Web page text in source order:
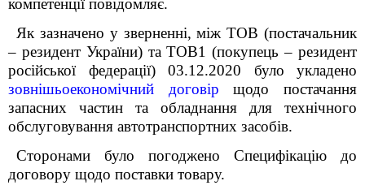
компетенції повідомляє.
Як зазначено у зверненні, між ТОВ (постачальник
– резидент України) та ТОВ1 (покупець – резидент
російської федерації) 03.12.2020 було укладено
зовнішьоекономічний договірщодо постачання
запасних частин та обладнання для технічного
обслуговування автотранспортних засобів.
Сторонами було погоджено Специфікацію до
договору щодо поставки товару.